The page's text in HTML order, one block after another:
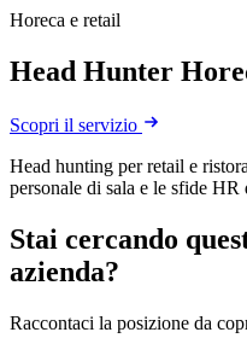
Horeca e retail
Head Hunter
Scopri il servizio
Head hunting per retail e
personale di sala e le sfide
Stai cercando
azienda?
Raccontaci la posizione da